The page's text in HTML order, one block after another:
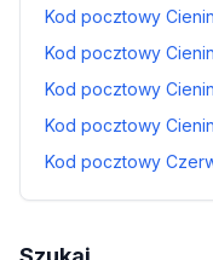
Kod pocztowy
Kod pocztowy
Kod pocztowy
Kod pocztowy
Kod pocztowy